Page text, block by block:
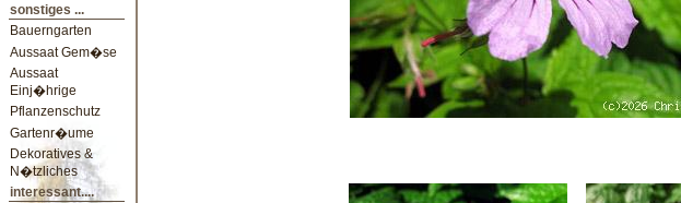
sonstiges ...
Bauerngarten
Aussaat Gem�se
Aussaat
Einj�hrige
Pflanzenschutz
Gartenr�ume
Dekoratives &
N�tzliches
interessant....